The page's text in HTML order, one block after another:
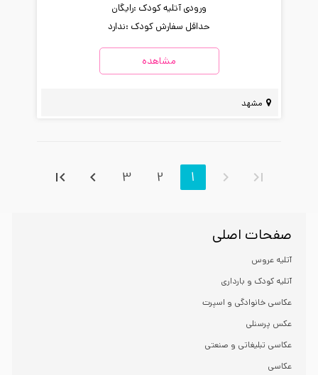
ورودی آتلیه کودک :رایگان
حداقل سفارش کودک :ندارد
مشاهده
مشهد
1
2
3
صفحات اصلی
آتلیه عروس
آتلیه کودک و بارداری
عکاسی خانوادگی و اسپرت
عکس پرسنلی
عکاسی تبلیغاتی و صنعتی
عکاسی